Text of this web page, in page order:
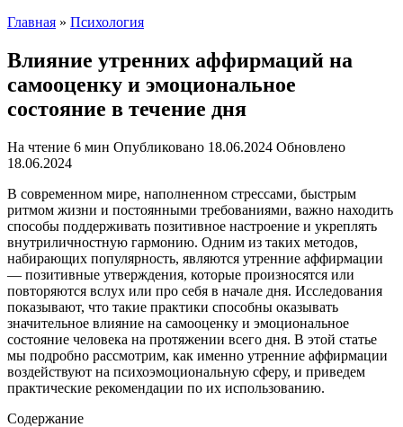
Главная » Психология
Влияние утренних аффирмаций на
самооценку и эмоциональное
состояние в течение дня
На чтение 6 мин Опубликовано 18.06.2024 Обновлено
18.06.2024
В современном мире, наполненном стрессами, быстрым
ритмом жизни и постоянными требованиями, важно находить
способы поддерживать позитивное настроение и укреплять
внутриличностную гармонию. Одним из таких методов,
набирающих популярность, являются утренние аффирмации
— позитивные утверждения, которые произносятся или
повторяются вслух или про себя в начале дня. Исследования
показывают, что такие практики способны оказывать
значительное влияние на самооценку и эмоциональное
состояние человека на протяжении всего дня. В этой статье
мы подробно рассмотрим, как именно утренние аффирмации
воздействуют на психоэмоциональную сферу, и приведем
практические рекомендации по их использованию.
Содержание